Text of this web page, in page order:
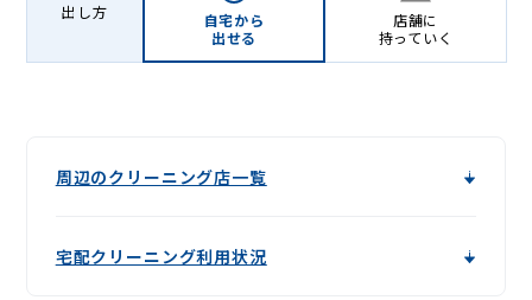
出し方
自宅から
出せる
店舗に
持っていく
周辺のクリーニング店一覧
宅配クリーニング利用状況